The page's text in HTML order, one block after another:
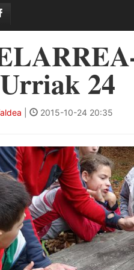
24
2015-10-24 20:35